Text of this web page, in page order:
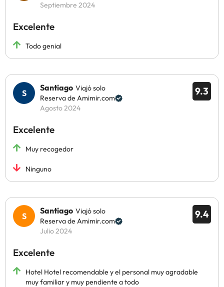
Septiembre 2024
Excelente
Todo genial
9.3
Santiago Viajó solo
Reserva de Amimir.com
Agosto 2024
Excelente
Muy recogedor
Ninguno
9.4
Santiago Viajó solo
Reserva de Amimir.com
Julio 2024
Excelente
Hotel Hotel recomendable y el personal muy agradable
muy familiar y muy pendiente a todo